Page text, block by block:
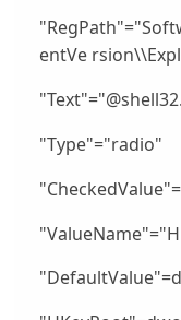
entVe
"Type"="radio"